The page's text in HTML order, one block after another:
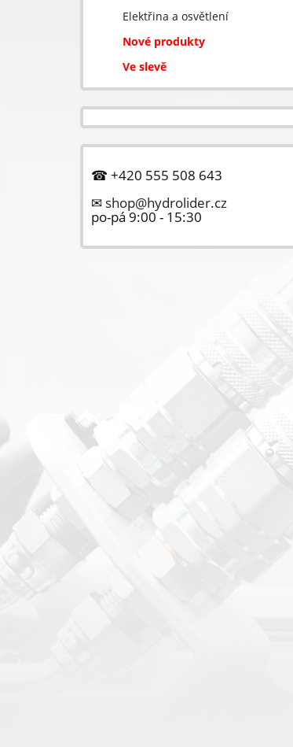
Elektřina a osvětlení
Nové produkty
Ve slevě
☎ +420 555 508 643
✉ shop@hydrolider.cz
po-pá 9:00 - 15:30